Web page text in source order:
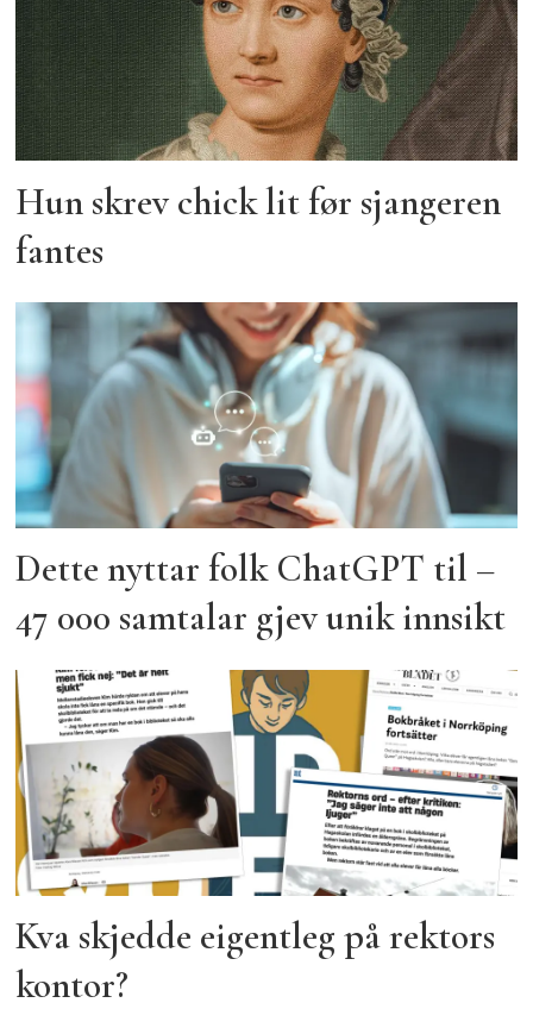
Hun skrev chick lit før sjangeren
fantes
Dette nyttar folk ChatGPT til –
47 000 samtalar gjev unik innsikt
Kva skjedde eigentleg på rektors
kontor?